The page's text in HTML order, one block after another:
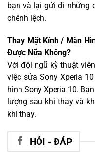
bạn và lại gửi đi những
chênh lệch.
Thay Mặt Kính / Màn
Được Nữa Không?
Với đội ngũ kỹ thuật
việc sửa Sony Xperia
hình Sony Xperia 10.
lượng sau khi thay và
khi thay.
HỎI - ĐÁP